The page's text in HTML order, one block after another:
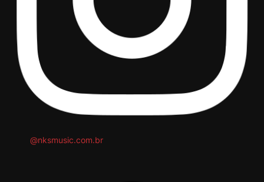
@nksmusic.com.br